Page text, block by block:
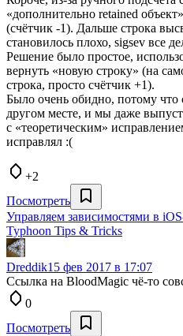
«дополнительно retained
(счётчик -1). Дальше строка
становилось плохо, sigsev все
Решение было простое,
вернуть «новую строку» (на
строка, просто счётчик +1).
Было очень обидно, потому что
другом месте, и мы даже
с «теоретическим»
исправлял :(
+2
Посмотреть
Управляем зависимостями в
Typhoon Tips & Tricks
Dreddik15 фев 2017 в 17:07
Ссылка на BloodMagic чё-то
0
Посмотреть